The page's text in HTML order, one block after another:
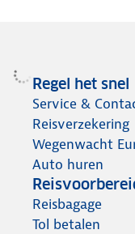
Regel het snel
Service &
Reisverzekering
Wegenwacht
Auto huren
Reisbagage
Tol betalen